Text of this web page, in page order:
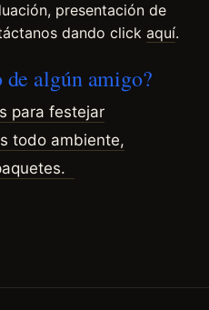
presentación de
dando click aquí.
de algún amigo?
para festejar
todo ambiente,